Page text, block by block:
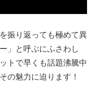
振り返っても極めて異
」と呼ぶにふさわし
トで早くも話題沸騰中
の魅力に迫ります！